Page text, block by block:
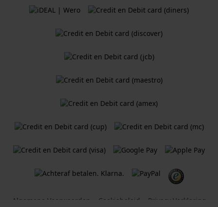
Algemene Voorwaarden Cookiebeleid Privacy Verklaring